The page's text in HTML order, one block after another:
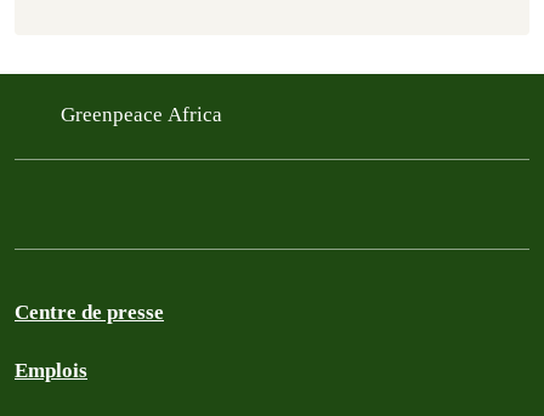
Greenpeace Africa
Centre de presse
Emplois